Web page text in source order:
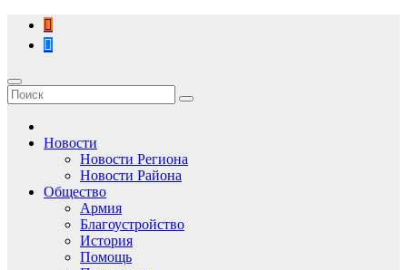
Перейти
содержимому
Новости
Новости Региона
Новости Района
Общество
Армия
Благоустройство
История
Помощь